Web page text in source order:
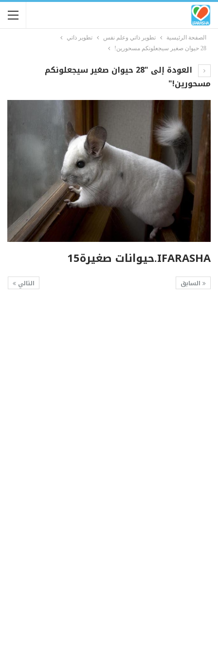
الصفحة الرئيسية تطوير ذاتي وعلم نفس
تطوير ذاتي
28 حيوان صغير سيجعلونكم مسحورين!
العودة إلى "28 حيوان صغير سيجعلونكم
مسحورين!"
IFARASHA.حيوانات صغيرة15
التالي السابق